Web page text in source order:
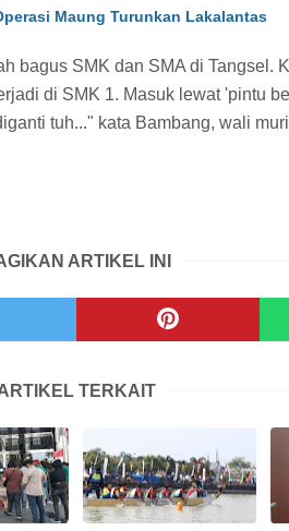
Maung Turunkan Lakalantas
bagus SMK dan SMA di Tangsel.
di SMK 1. Masuk lewat 'pintu
tuh..." kata Bambang, wali
ARTIKEL INI
TERKAIT